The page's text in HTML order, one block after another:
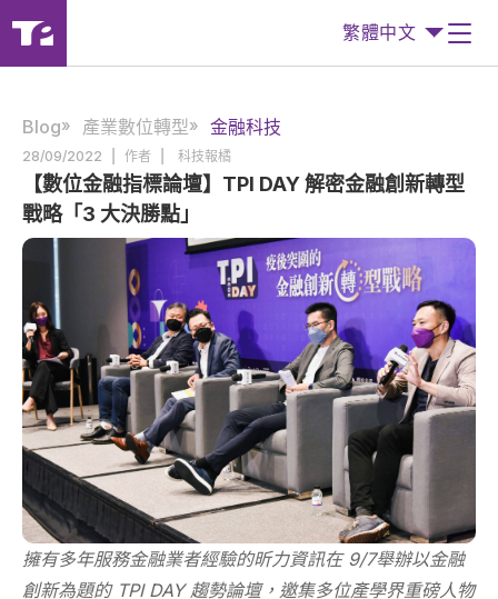
繁體中文
Blog 產業數位轉型 金融科技
28/09/2022 作者 科技報橘
【數位金融指標論壇】TPI DAY 解密金融創新轉型
戰略「3 大決勝點」
擁有多年服務金融業者經驗的昕力資訊在 9/7舉辦以金融
創新為題的 TPI DAY 趨勢論壇，邀集多位產學界重磅人物